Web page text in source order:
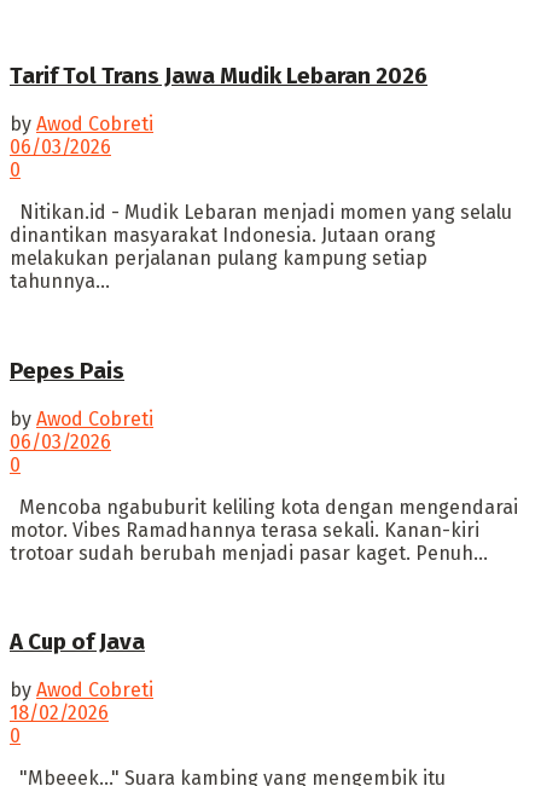
Tarif Tol Trans Jawa Mudik Lebaran 2026
by Awod Cobreti
06/03/2026
0
Nitikan.id - Mudik Lebaran menjadi momen yang selalu
dinantikan masyarakat Indonesia. Jutaan orang
melakukan perjalanan pulang kampung setiap
tahunnya...
Pepes Pais
by Awod Cobreti
06/03/2026
0
Mencoba ngabuburit keliling kota dengan mengendarai
motor. Vibes Ramadhannya terasa sekali. Kanan-kiri
trotoar sudah berubah menjadi pasar kaget. Penuh...
A Cup of Java
by Awod Cobreti
18/02/2026
0
"Mbeeek..." Suara kambing yang mengembik itu